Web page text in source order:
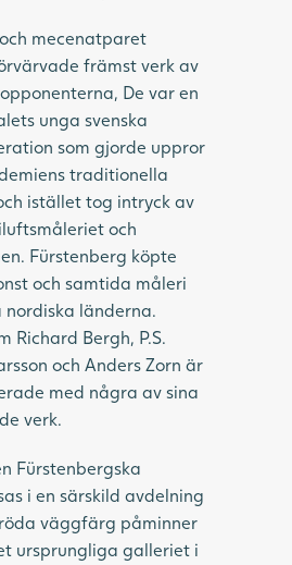
mecenatparet
främst verk av
De var en
unga svenska
som gjorde uppror
traditionella
istället tog intryck av
och
Fürstenberg köpte
och samtida måleri
länderna.
Richard Bergh, P.S.
och Anders Zorn är
med några av sina
verk.
Fürstenbergska
i en särskild avdelning
väggfärg påminner
ursprungliga galleriet i